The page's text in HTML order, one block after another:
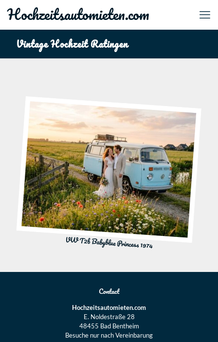
Hochzeitsautomieten.com
Vintage Hochzeit Ratingen
VW T2b Babyblue Princess 1974
Contact
Hochzeitsautomieten.com
E. Noldestraße 28
48455 Bad Bentheim
Besuche nur nach Vereinbarung